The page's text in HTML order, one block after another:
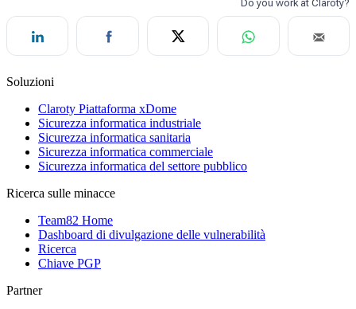
Soluzioni
Claroty Piattaforma xDome
Sicurezza informatica industriale
Sicurezza informatica sanitaria
Sicurezza informatica commerciale
Sicurezza informatica del settore pubblico
Ricerca sulle minacce
Team82 Home
Dashboard di divulgazione delle vulnerabilità
Ricerca
Chiave PGP
Partner